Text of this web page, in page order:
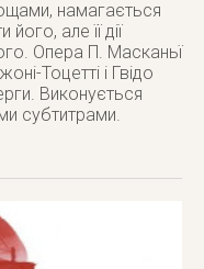
намагається
але її дії
Опера П. Масканьї
Тоцетті і Гвідо
Виконується
субтитрами.